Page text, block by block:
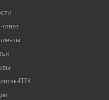
ответ
ПТК